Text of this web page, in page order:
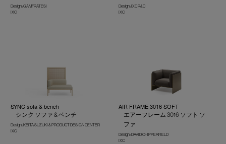
Design : GAMFRATESI
IXC
Design : IXC R&D
IXC
SYNC sofa & bench
シンク ソファ & ベンチ
Design : KEITA SUZUKI & PRODUCT DESIGN CENTER
IXC
AIR FRAME 3016 SOFT
エアーフレーム 3016 ソフト ソ
ファ
Design : DAVID CHIPPERFIELD
IXC